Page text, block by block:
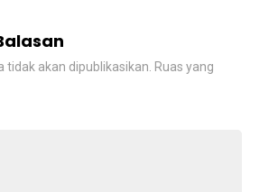
akan dipublikasikan. Ruas yang